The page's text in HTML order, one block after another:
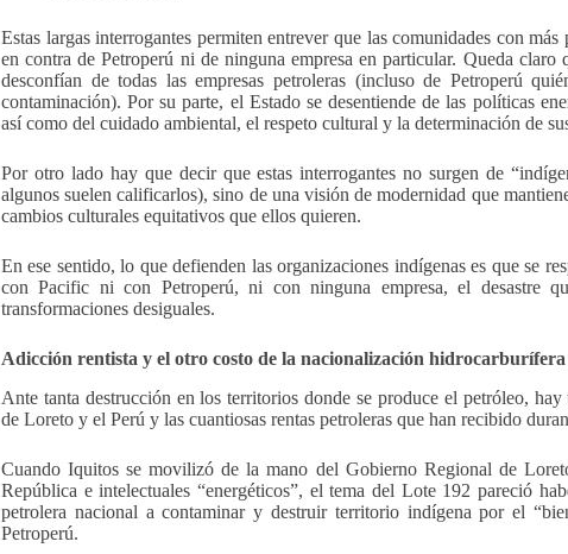
Estas largas interrogantes permiten entrever que las comunidades con
en contra de Petroperú ni de ninguna empresa en particular. Queda claro
desconfían de todas las empresas petroleras (incluso de Petroperú
contaminación). Por su parte, el Estado se desentiende de las políticas
así como del cuidado ambiental, el respeto cultural y la determinación de
Por otro lado hay que decir que estas interrogantes no surgen de
algunos suelen calificarlos), sino de una visión de modernidad que
cambios culturales equitativos que ellos quieren.
En ese sentido, lo que defienden las organizaciones indígenas es que se
con Pacific ni con Petroperú, ni con ninguna empresa, el desastre
transformaciones desiguales.
Adicción rentista y el otro costo de la nacionalización hidrocarburífera
Ante tanta destrucción en los territorios donde se produce el petróleo,
de Loreto y el Perú y las cuantiosas rentas petroleras que han recibido
Cuando Iquitos se movilizó de la mano del Gobierno Regional de
República e intelectuales “energéticos”, el tema del Lote 192 pareció
petrolera nacional a contaminar y destruir territorio indígena por el
Petroperú.